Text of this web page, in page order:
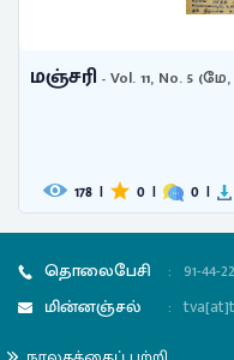
மஞ்சரி - Vol. 11, No. 5 (மே,
178 | 0 | 0 |
தொலைபேசி : 91-44-
மின்னஞ்சல்
: